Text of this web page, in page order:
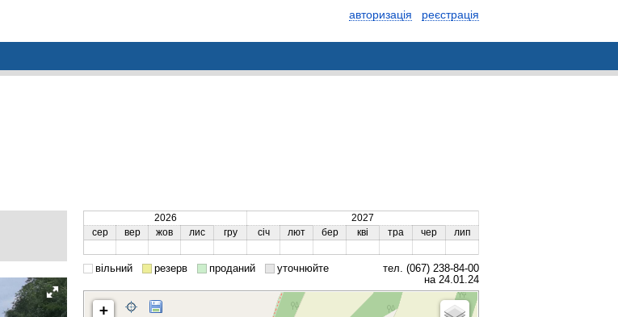
авторизація реєстрація
2026
2027
сер
вер жов лис гру січ лют бер кві тра чер лип
вільний резерв проданий уточнюйте
тел. (067) 238-84-00
на 24.01.24
+